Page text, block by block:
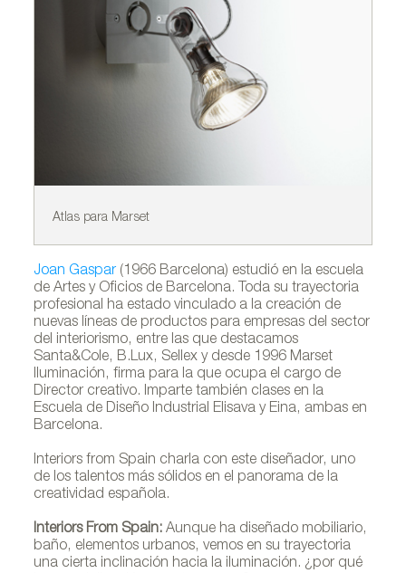
Atlas para Marset
Joan Gaspar (1966 Barcelona) estudió en la escuela
de Artes y Oficios de Barcelona. Toda su trayectoria
profesional ha estado vinculado a la creación de
nuevas líneas de productos para empresas del sector
del interiorismo, entre las que destacamos
Santa&Cole, B.Lux, Sellex y desde 1996 Marset
Iluminación, firma para la que ocupa el cargo de
Director creativo. Imparte también clases en la
Escuela de Diseño Industrial Elisava y Eina, ambas en
Barcelona.
Interiors from Spain charla con este diseñador, uno
de los talentos más sólidos en el panorama de la
creatividad española.
Interiors From Spain: Aunque ha diseñado mobiliario,
baño, elementos urbanos, vemos en su trayectoria
una cierta inclinación hacia la iluminación. ¿por qué